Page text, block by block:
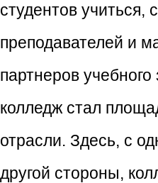
студентов учиться,
преподавателей и
партнеров
колледж стал
отрасли. Здесь, с
другой стороны,